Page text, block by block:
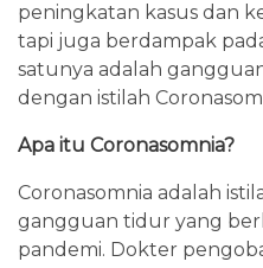
peningkatan kasus dan
tapi juga berdampak
satunya adalah
dengan istilah
Apa itu Coronasomnia?
Coronasomnia adalah
gangguan tidur yang
pandemi. Dokter